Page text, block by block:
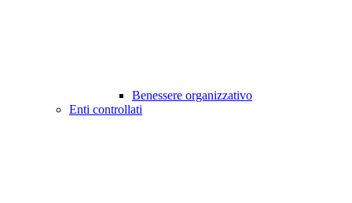
Benessere organizzativo
Enti controllati